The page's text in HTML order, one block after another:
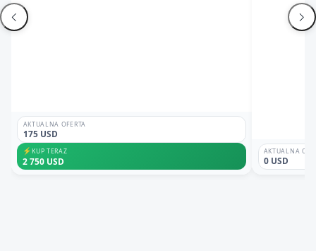
AKTUALNA OFERTA
175 USD
⚡KUP TERAZ
2 750 USD
AKTUALNA
0 USD